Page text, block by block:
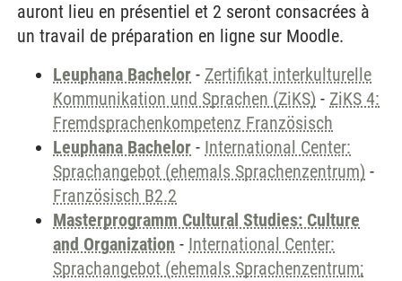
auront lieu en présentiel et 2 seront consacrées à
un travail de préparation en ligne sur Moodle.
Leuphana Bachelor - Zertifikat interkulturelle
Kommunikation und Sprachen (ZiKS) - ZiKS 4:
Fremdsprachenkompetenz Französisch
Leuphana Bachelor - International Center:
Sprachangebot (ehemals Sprachenzentrum) -
Französisch B2.2
Masterprogramm Cultural Studies: Culture
and Organization - International Center:
Sprachangebot (ehemals Sprachenzentrum;